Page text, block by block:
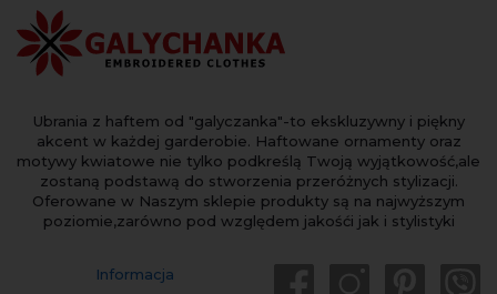
Ubrania z haftem od "galyczanka"-to ekskluzywny i piękny
akcent w każdej garderobie. Haftowane ornamenty oraz
motywy kwiatowe nie tylko podkreślą Twoją wyjątkowość,ale
zostaną podstawą do stworzenia przeróżnych stylizacji.
Oferowane w Naszym sklepie produkty są na najwyższym
poziomie,zarówno pod względem jakośći jak i stylistyki
Informacja